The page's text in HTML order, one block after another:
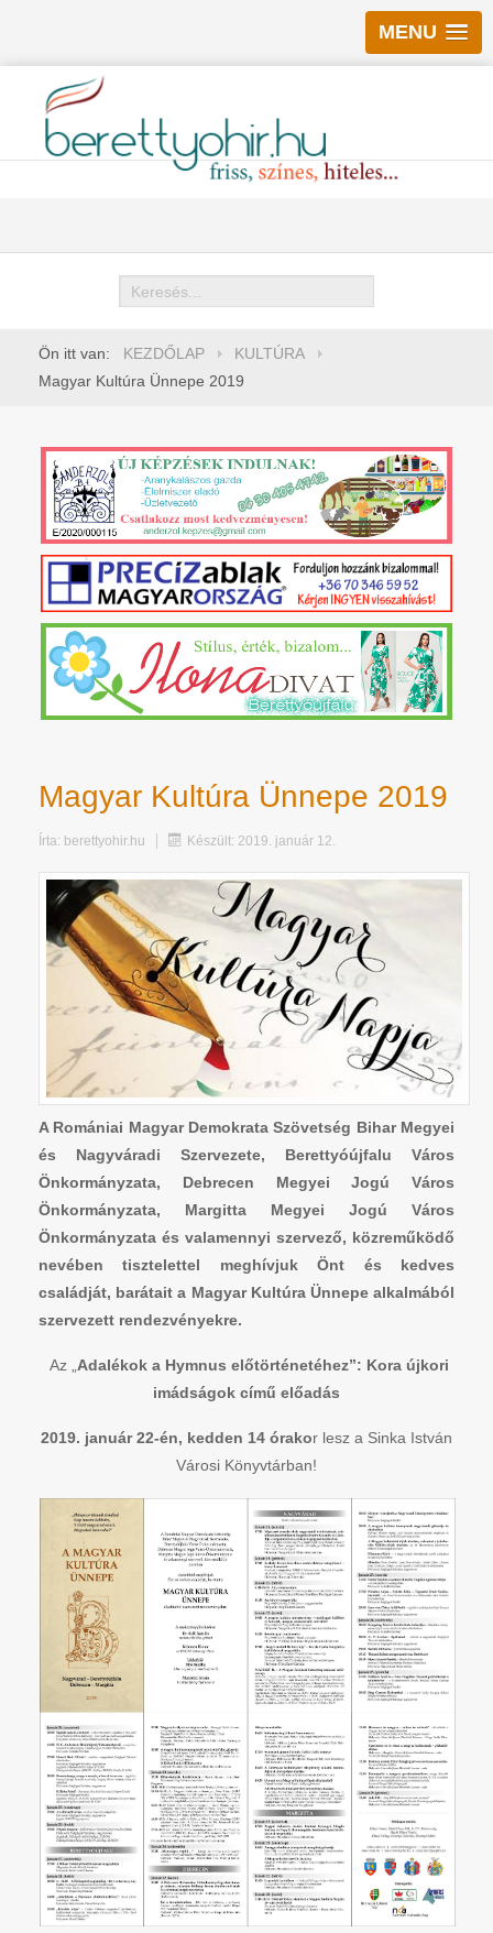
MENU
Keresés
Ön itt van: KEZDŐLAP
KULTÚRA
Magyar Kultúra Ünnepe 2019
Magyar Kultúra Ünnepe 2019
Írta: berettyohir.hu Készült: 2019. január 12.
A Romániai Magyar Demokrata Szövetség Bihar Megyei
és Nagyváradi Szervezete, Berettyóújfalu Város
Önkormányzata, Debrecen Megyei Jogú Város
Önkormányzata, Margitta Megyei Jogú Város
Önkormányzata és valamennyi szervező, közreműködő
nevében tisztelettel meghívjuk Önt és kedves
családját, barátait a Magyar Kultúra Ünnepe alkalmából
szervezett rendezvényekre.
Az „Adalékok a Hymnus előtörténetéhez”: Kora újkori
imádságok című előadás
2019. január 22-én, kedden 14 órakor lesz a Sinka István
Városi Könyvtárban!